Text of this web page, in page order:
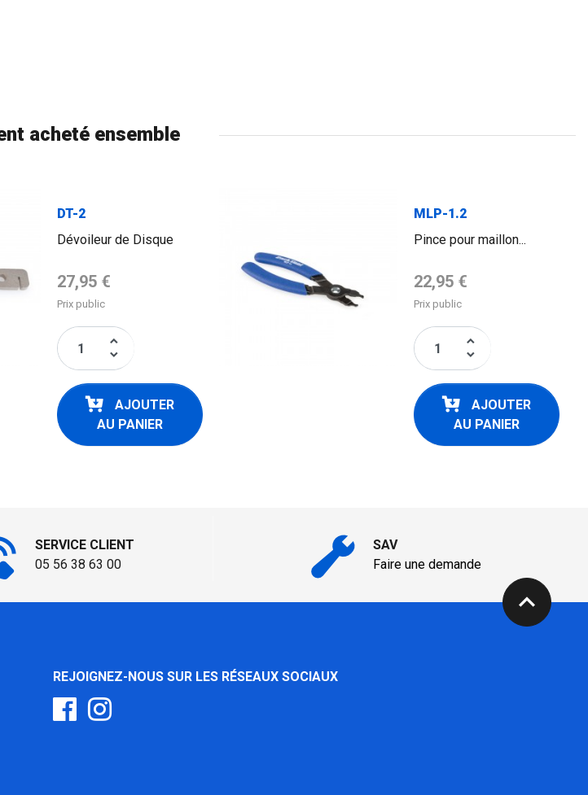
acheté ensemble
DT-2
Dévoileur de Disque
Prix de base
27,95 €
Prix public
keyboard_arrow_up
keyboard_arrow_down
AJOUTER
AU PANIER
MLP-1.2
Pince pour maillon...
Prix de base
22,95 €
Prix public
keyboard_arrow_up
keyboard_arrow_down
AJOUTER
AU PANIER
SERVICE CLIENT
05 56 38 63 00
SAV
Faire une demande
expand_less
REJOIGNEZ-NOUS SUR LES RÉSEAUX SOCIAUX